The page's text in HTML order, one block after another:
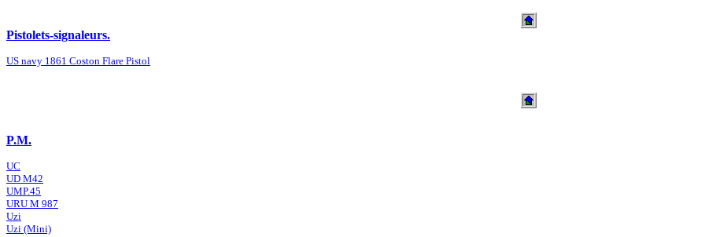
Pistolets-signaleurs.
US navy 1861 Coston Flare Pistol
P.M.
UC
UD M42
UMP.45
URU M 987
Uzi
Uzi (Mini)